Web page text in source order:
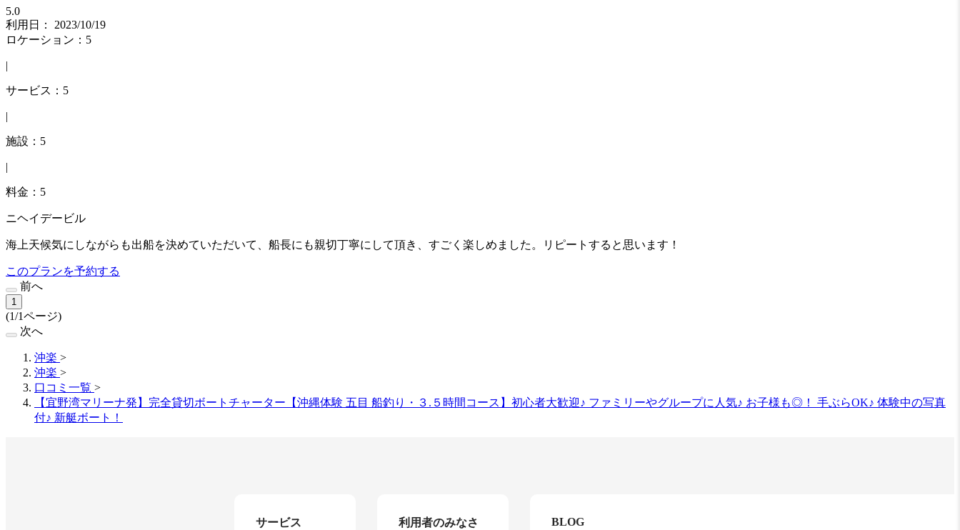
5.0
利用日： 2023/10/19
ロケーション：5
|
サービス：5
|
施設：5
|
料金：5
ニヘイデービル
海上天候気にしながらも出船を決めていただいて、船長にも親切丁寧にして頂き、すごく楽しめました。リピートすると思います！
このプランを予約する
前へ
1
(1/1ページ)
次へ
沖楽 >
沖楽 >
口コミ一覧 >
【宜野湾マリーナ発】完全貸切ボートチャーター【沖縄体験 五目 船釣り・３.５時間コース】初心者大歓迎♪ ファミリーやグループに人気♪ お子様も◎！ 手ぶらOK♪ 体験中の写真
付♪ 新艇ボート！
サービス
利用者のみなさ
BLOG